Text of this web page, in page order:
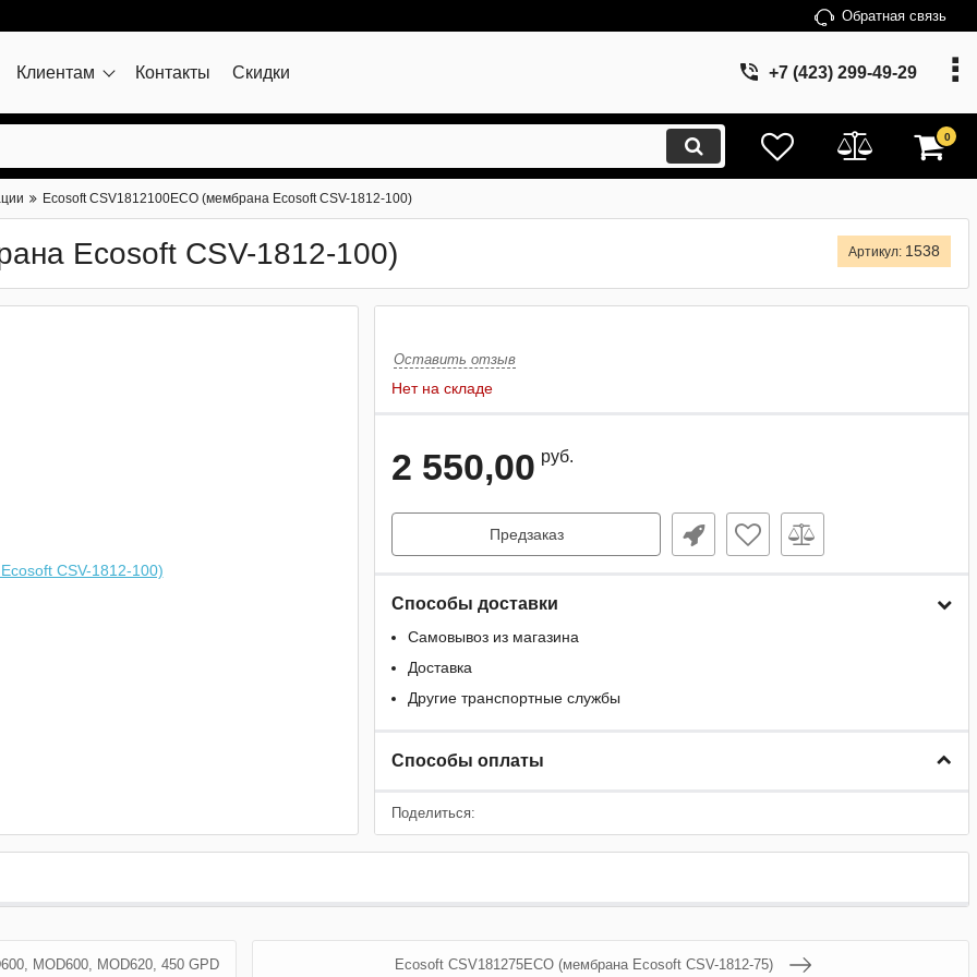
Обратная связь
Клиентам Контакты Скидки +7 (423) 299-49-29
0
Ecosoft CSV1812100ECO (мембрана Ecosoft CSV-1812-100)
Ecosoft CSV-1812-100) Артикул: 1538
Оставить отзыв
Нет на складе
2 550,00 руб.
Предзаказ
Способы доставки
Самовывоз из магазина
Доставка
Другие транспортные службы
Способы оплаты
Поделиться:
MOD600, MOD620, 450 GPD Ecosoft CSV181275ECO (мембрана Ecosoft CSV-1812-75)